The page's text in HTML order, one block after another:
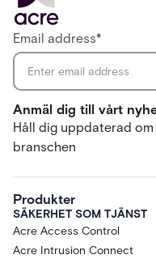
Anmäl dig till vårt
Håll dig uppdaterad
branschen
Email address*
Produkter
SÄKERHET SOM TJÄNST
Acre Access Control
Acre Intrusion Connect